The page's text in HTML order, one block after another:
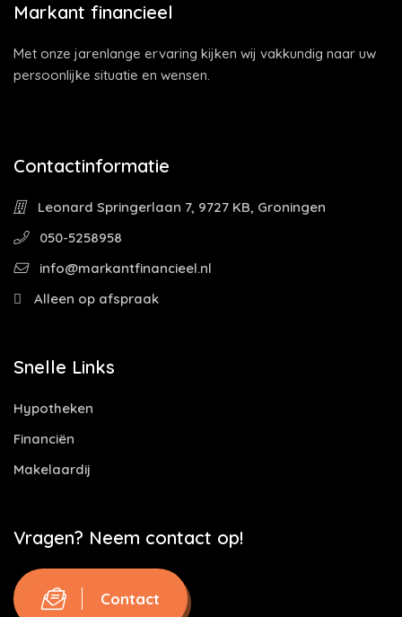
Markant financieel
Met onze jarenlange ervaring kijken wij vakkundig naar uw
persoonlijke situatie en wensen.
Contactinformatie
Leonard Springerlaan 7, 9727 KB, Groningen
050-5258958
info@markantfinancieel.nl
Alleen op afspraak
Snelle Links
Hypotheken
Financiën
Makelaardij
Vragen? Neem contact op!
Contact